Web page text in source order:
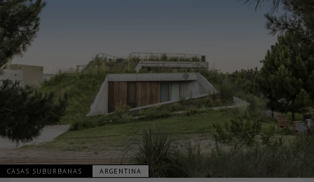
CASAS SUBURBANAS ARGENTINA